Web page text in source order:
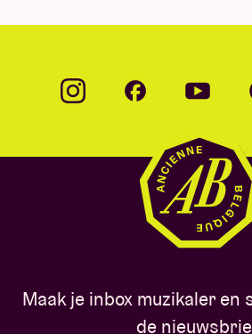
Maak je inbox muzikaler
de